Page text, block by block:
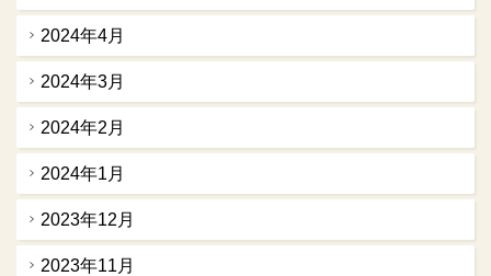
2024年4月
2024年3月
2024年2月
2024年1月
2023年12月
2023年11月